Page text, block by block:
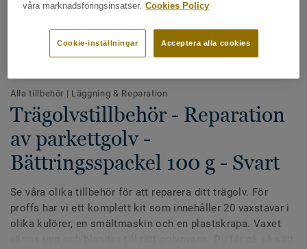
Hela kollektionen - LRV och NCS (25)
Alla tillbehör | Läggning & Reparation
Trägolvstillbehör - Reparation
av parkettgolv -
Bättringsspackel 100 g - Svart
Se våra olika tillbehör för att reparera ditt trägolv. För
proffs har vi ett komplett kit som innehåller 20 vaxstavar i
olika kulörer, en smältmaskin och en plastskrapa. Vaxet
våra marknadsföringsinsatser. Cookies Policy
Acceptera alla cookies
Cookie-inställningar